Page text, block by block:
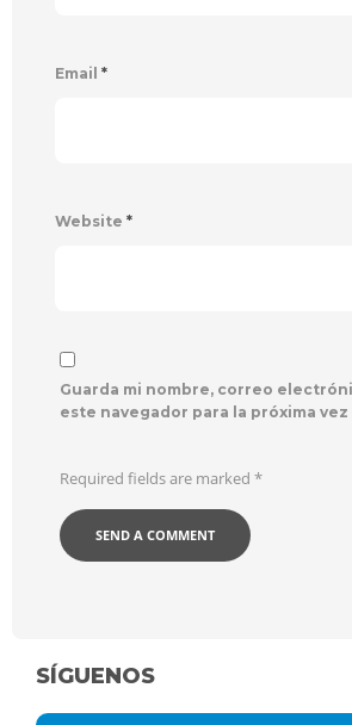
Email *
Website *
Guarda mi nombre, correo
este navegador para la próxima
Required fields are marked *
SÍGUENOS